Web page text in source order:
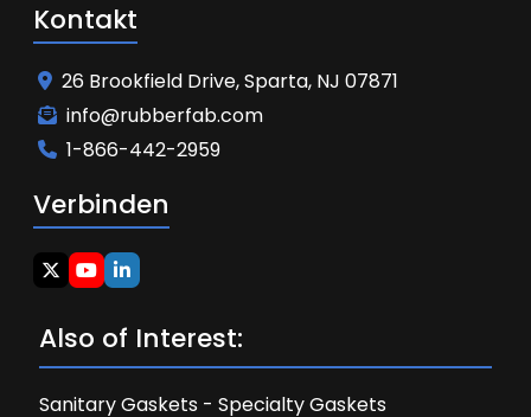
Kontakt
26 Brookfield Drive, Sparta, NJ 07871
info@rubberfab.com
1-866-442-2959
Verbinden
Also of Interest:
Sanitary Gaskets - Specialty Gaskets